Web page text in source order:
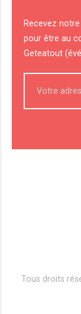
Recevez
pour être au
Geteatout
Tous droits